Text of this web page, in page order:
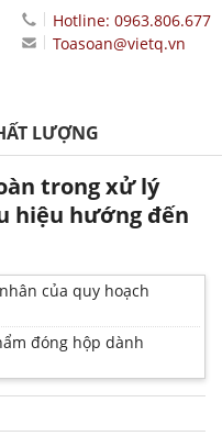
Hotline: 0963.806.677
Toasoan@vietq.vn
LƯỢNG
trong xử lý
hiệu hướng đến
của quy hoạch
đóng hộp dành